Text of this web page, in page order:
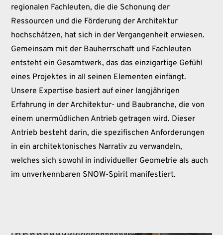
regionalen Fachleuten, die die Schonung der
Ressourcen und die Förderung der Architektur
hochschätzen, hat sich in der Vergangenheit erwiesen.
Gemeinsam mit der Bauherrschaft und Fachleuten
entsteht ein Gesamtwerk, das das einzigartige Gefühl
eines Projektes in all seinen Elementen einfängt.
Unsere Expertise basiert auf einer langjährigen
Erfahrung in der Architektur- und Baubranche, die von
einem unermüdlichen Antrieb getragen wird. Dieser
Antrieb besteht darin, die spezifischen Anforderungen
in ein architektonisches Narrativ zu verwandeln,
welches sich sowohl in individueller Geometrie als auch
im unverkennbaren SNOW-Spirit manifestiert.